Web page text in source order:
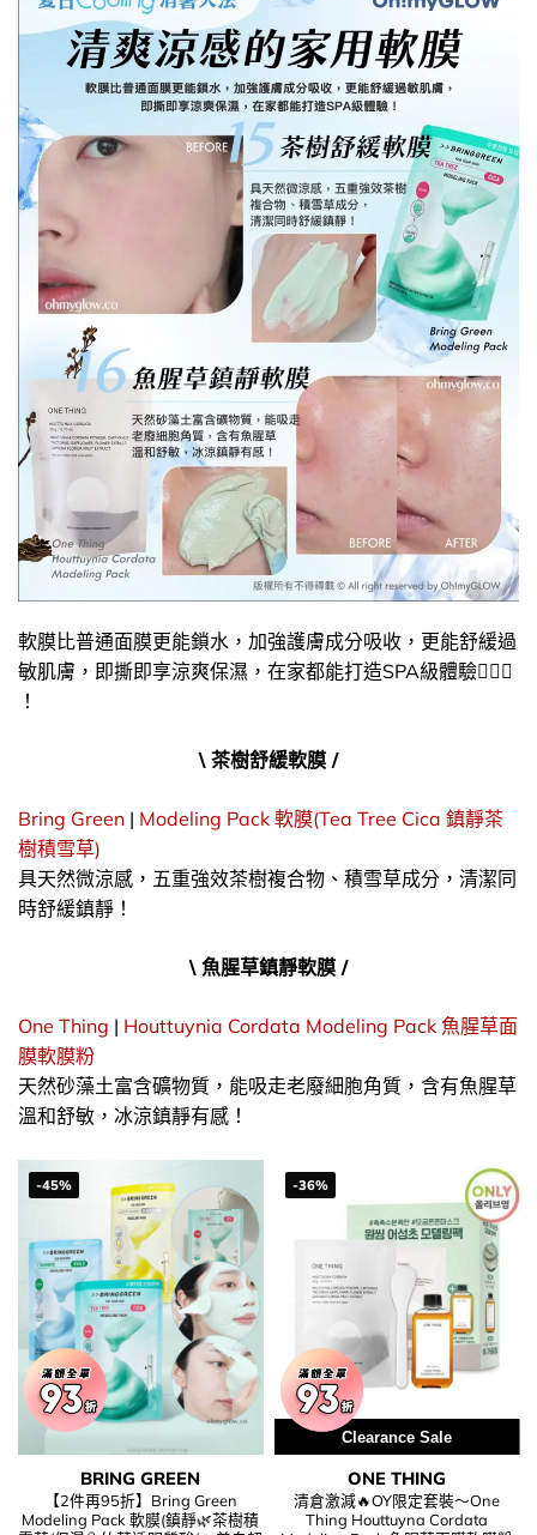
軟膜比普通面膜更能鎖水，加強護膚成分吸收，更能舒緩過
敏肌膚，即撕即享涼爽保濕，在家都能打造SPA級體驗💆🏻‍♀️
！
\ 茶樹舒緩軟膜 /
Bring Green | Modeling Pack 軟膜(Tea Tree Cica 鎮靜茶
樹積雪草)
具天然微涼感，五重強效茶樹複合物、積雪草成分，清潔同
時舒緩鎮靜！
\ 魚腥草鎮靜軟膜 /
One Thing | Houttuynia Cordata Modeling Pack 魚腥草面
膜軟膜粉
天然砂藻土富含礦物質，能吸走老廢細胞角質，含有魚腥草
溫和舒敏，冰涼鎮靜有感！
-45%
BRING GREEN
【2件再95折】Bring Green
Modeling Pack 軟膜(鎮靜🌿茶樹積
-36%
Clearance Sale
ONE THING
清倉激減🔥OY限定套裝～One
Thing Houttuyna Cordata